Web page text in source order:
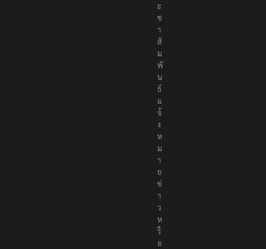
ะ
ช
า
สั
ม
พั
น
ธ์
แ
จ้
ง
ห
ม
า
ย
ข่
า
ว
ห
รื
อ